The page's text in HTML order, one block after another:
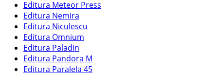
Editura Meteor Press
Editura Nemira
Editura Niculescu
Editura Omnium
Editura Paladin
Editura Pandora M
Editura Paralela 45